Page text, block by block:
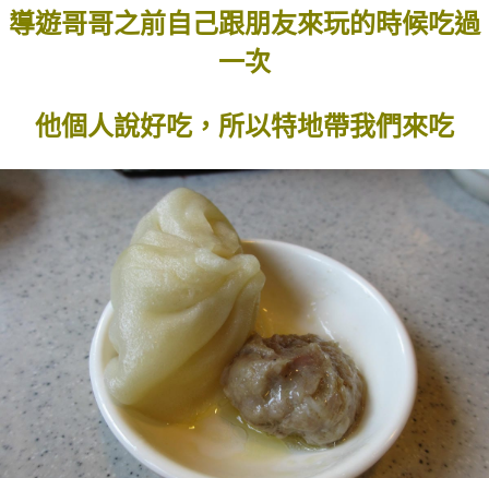
導遊哥哥之前自己跟朋友來玩的時候吃過
一次
他個人說好吃，所以特地帶我們來吃